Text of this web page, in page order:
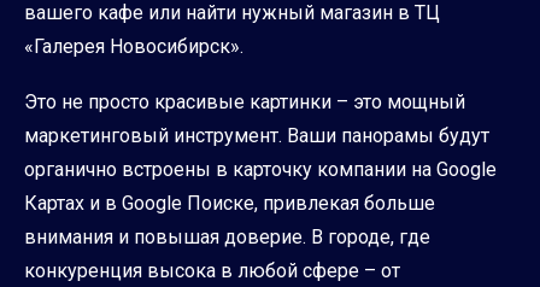
вашего кафе или найти нужный магазин в ТЦ
«Галерея Новосибирск».
Это не просто красивые картинки – это мощный
маркетинговый инструмент. Ваши панорамы будут
органично встроены в карточку компании на Google
Картах и в Google Поиске, привлекая больше
внимания и повышая доверие. В городе, где
конкуренция высока в любой сфере – от